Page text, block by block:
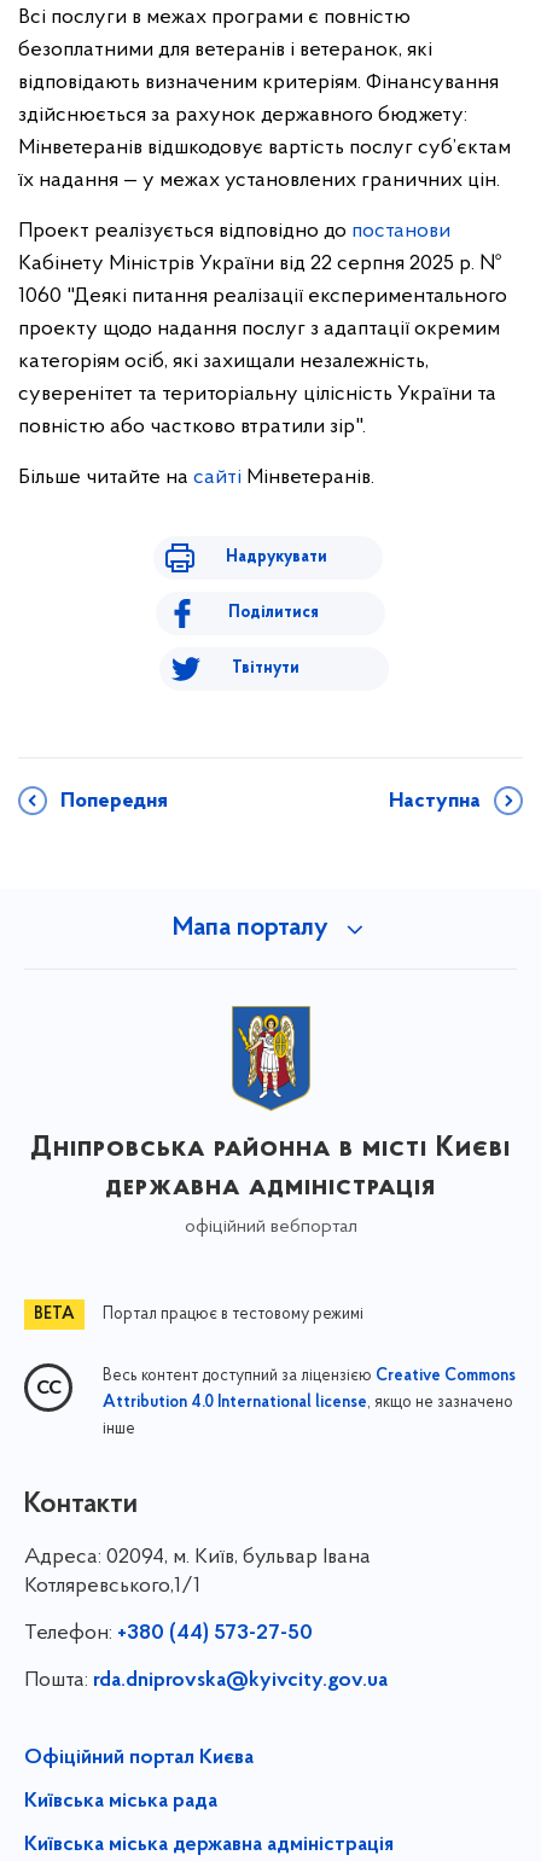
Всі послуги в межах програми є повністю
безоплатними для ветеранів і ветеранок, які
відповідають визначеним критеріям. Фінансування
здійснюється за рахунок державного бюджету:
Мінветеранів відшкодовує вартість послуг суб’єктам
їх надання — у межах установлених граничних цін.
Проект реалізується відповідно до постанови
Кабінету Міністрів України від 22 серпня 2025 р. №
1060 "Деякі питання реалізації експериментального
проекту щодо надання послуг з адаптації окремим
категоріям осіб, які захищали незалежність,
суверенітет та територіальну цілісність України та
повністю або частково втратили зір".
Більше читайте на сайті Мінветеранів.
Надрукувати
Поділитися
Твітнути
Попередня Наступна
Мапа порталу
Дніпровська районна в місті Києві
державна адміністрація
офіційний вебпортал
Портал працює в тестовому режимі
Весь контент доступний за ліцензією Creative Commons
Attribution 4.0 International license, якщо не зазначено
інше
Контакти
Адреса: 02094, м. Київ, бульвар Івана
Котляревського,1/1
Телефон: +380 (44) 573-27-50
Пошта: rda.dniprovska@kyivcity.gov.ua
Офіційний портал Києва
Київська міська рада
Київська міська державна адміністрація